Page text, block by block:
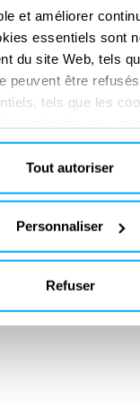
et améliorer
essentiels sont
du site Web, tels
peuvent être
tels que les
sur « Accepter
consulter notre
dans la section « À
Tout autoriser
Personnaliser
Refuser
assessment &